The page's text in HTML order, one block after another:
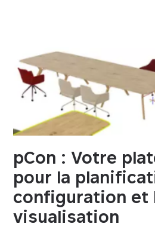
pCon : Votre
pour la
configuration et
visualisation